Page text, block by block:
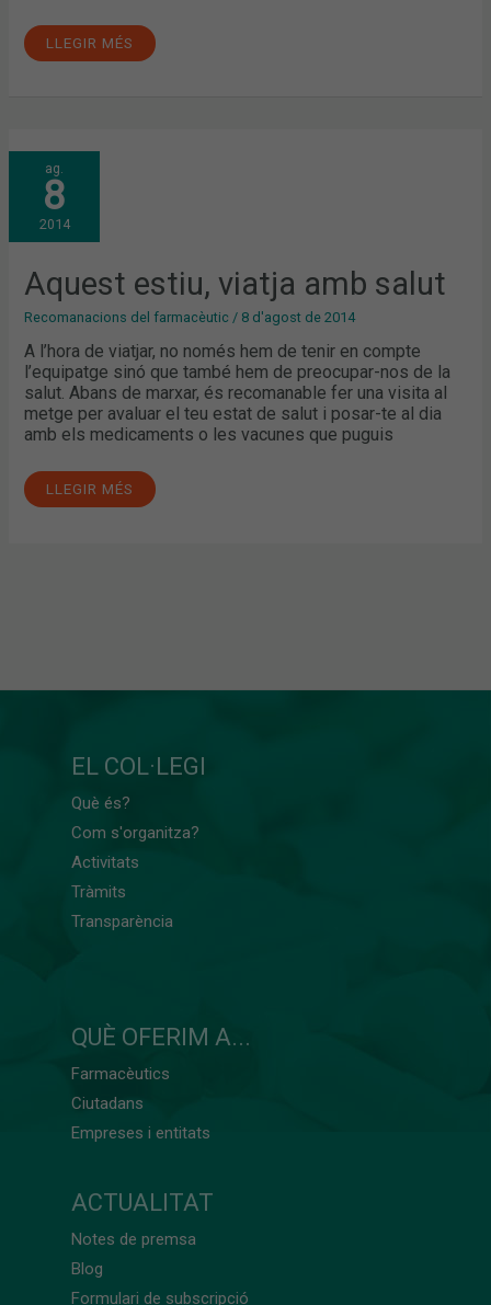
LLEGIR MÉS
ag.
8
2014
Aquest estiu, viatja amb salut
Recomanacions del farmacèutic / 8 d'agost de 2014
A l’hora de viatjar, no només hem de tenir en compte
l’equipatge sinó que també hem de preocupar-nos de la
salut. Abans de marxar, és recomanable fer una visita al
metge per avaluar el teu estat de salut i posar-te al dia
amb els medicaments o les vacunes que puguis
AQUEST
ESTIU,
VIATJA
AMB
SALUT
LLEGIR MÉS
EL COL·LEGI
Què és?
Com s'organitza?
Activitats
Tràmits
Transparència
QUÈ OFERIM A...
Farmacèutics
Ciutadans
Empreses i entitats
ACTUALITAT
Notes de premsa
Blog
Formulari de subscripció